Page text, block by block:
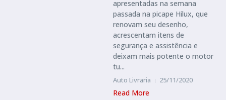
apresentadas na semana
passada na picape Hilux, que
renovam seu desenho,
acrescentam itens de
segurança e assistência e
deixam mais potente o motor
tu...
Auto Livraria 25/11/2020
Read More